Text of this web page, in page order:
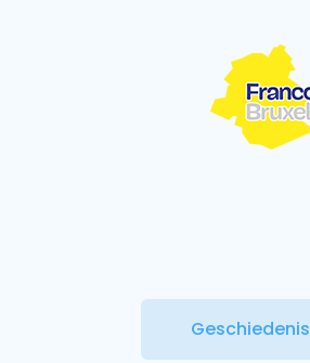
Geschiedenis